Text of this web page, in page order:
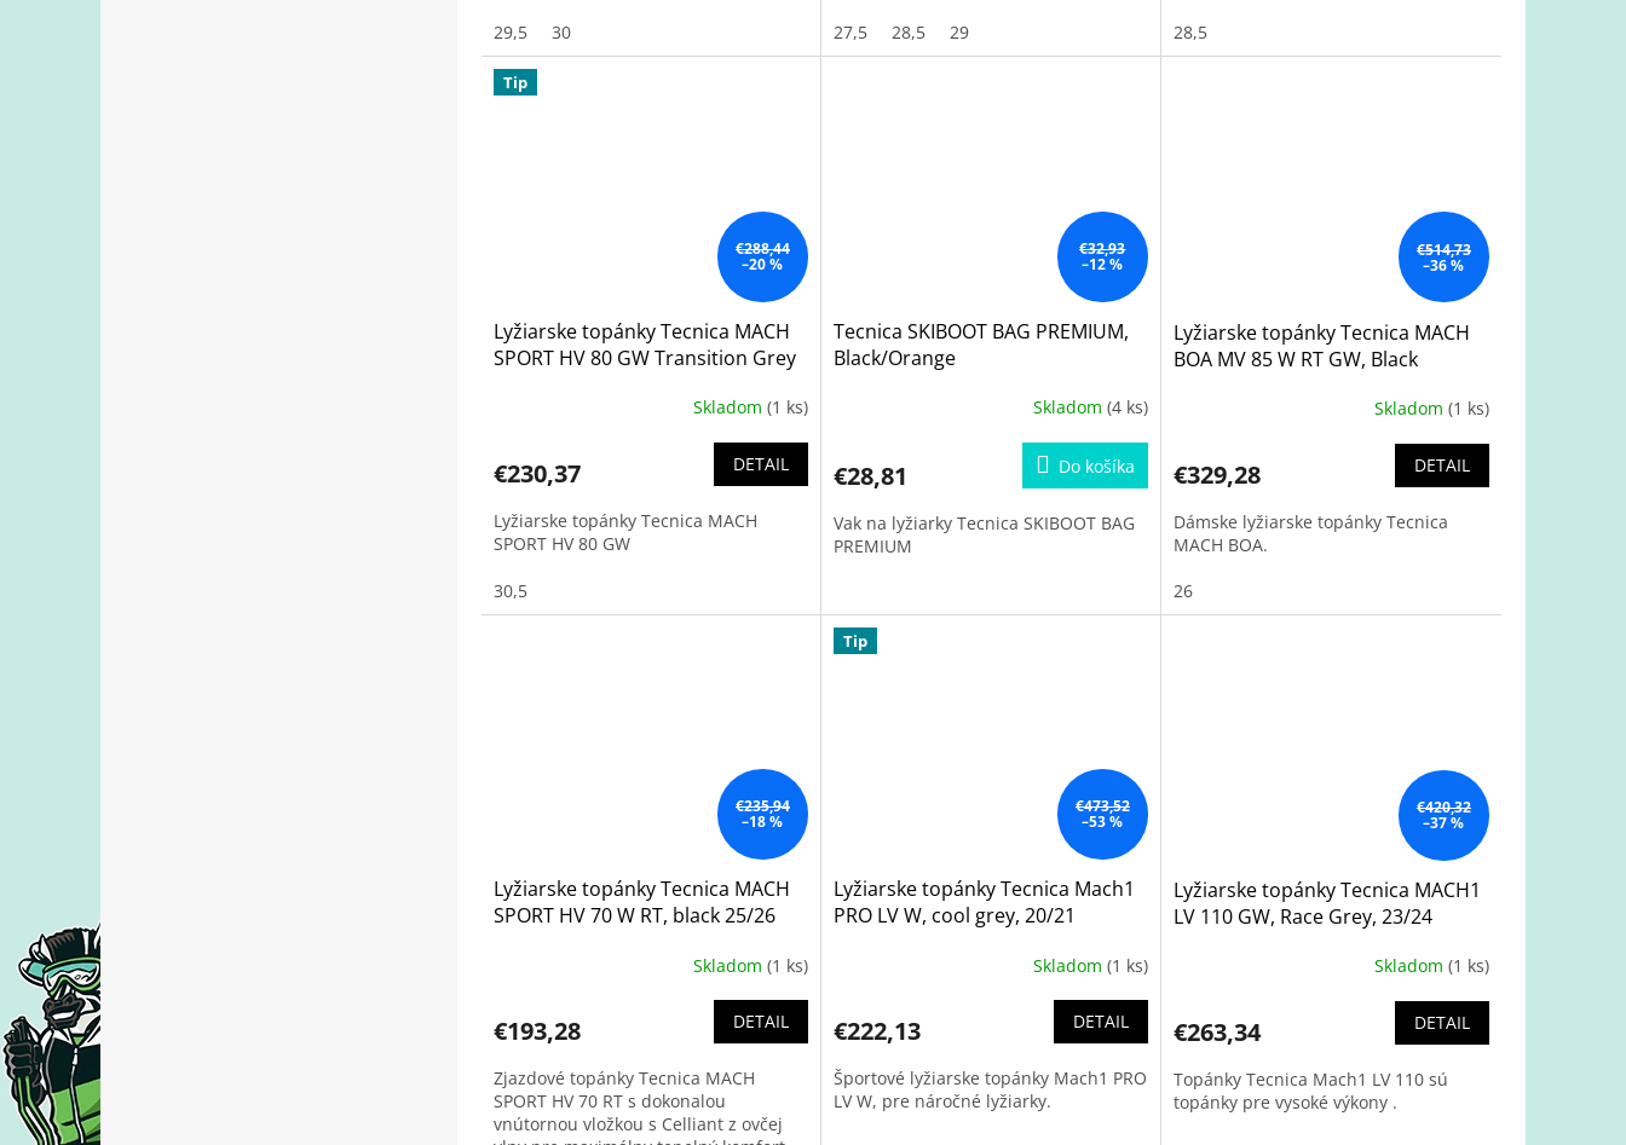
predovšetkým...
29,5 30 27,5 28,5 29 28,5
Tip
€288,44
–20 %
Lyžiarske topánky Tecnica MACH
SPORT HV 80 GW Transition Grey
Skladom (1 ks)
€230,37 DETAIL
Lyžiarske topánky Tecnica MACH
SPORT HV 80 GW
30,5
€32,93
–12 %
Tecnica SKIBOOT BAG PREMIUM,
Black/Orange
Skladom (4 ks)
€28,81 Do košíka
Vak na lyžiarky Tecnica SKIBOOT BAG
PREMIUM
€514,73
–36 %
Lyžiarske topánky Tecnica MACH
BOA MV 85 W RT GW, Black
Skladom (1 ks)
€329,28 DETAIL
Dámske lyžiarske topánky Tecnica
MACH BOA.
26
€235,94
–18 %
Lyžiarske topánky Tecnica MACH
SPORT HV 70 W RT, black 25/26
Skladom (1 ks)
€193,28 DETAIL
Zjazdové topánky Tecnica MACH
SPORT HV 70 RT s dokonalou
vnútornou vložkou s Celliant z ovčej
Tip
€473,52
–53 %
Lyžiarske topánky Tecnica Mach1
PRO LV W, cool grey, 20/21
Skladom (1 ks)
€222,13 DETAIL
Športové lyžiarske topánky Mach1 PRO
LV W, pre náročné lyžiarky.
€420,32
–37 %
Lyžiarske topánky Tecnica MACH1
LV 110 GW, Race Grey, 23/24
Skladom (1 ks)
€263,34 DETAIL
Topánky Tecnica Mach1 LV 110 sú
topánky pre vysoké výkony .